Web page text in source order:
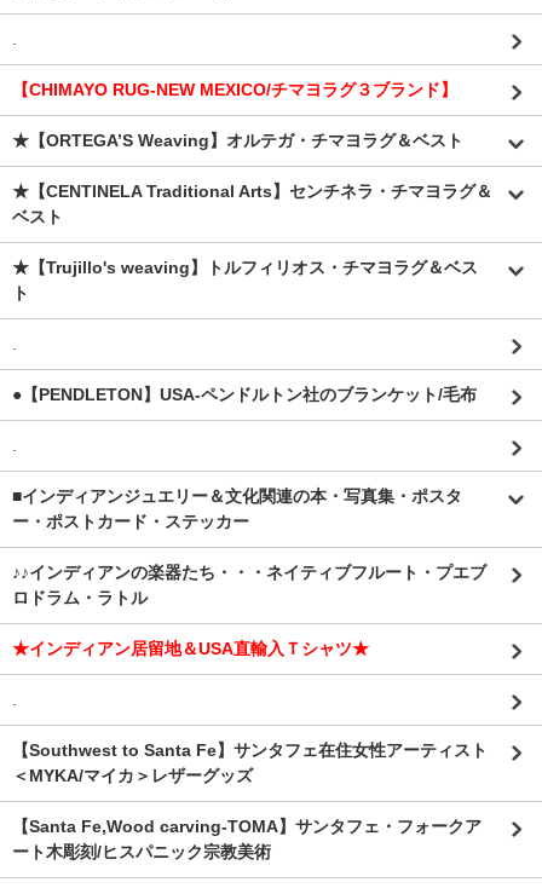
.
【CHIMAYO RUG-NEW MEXICO/チマヨラグ３ブランド】
★【ORTEGA’S Weaving】オルテガ・チマヨラグ＆ベスト
★【CENTINELA Traditional Arts】センチネラ・チマヨラグ＆
ベスト
★【Trujillo's weaving】トルフィリオス・チマヨラグ＆ベス
ト
.
●【PENDLETON】USA-ペンドルトン社のブランケット/毛布
.
■インディアンジュエリー＆文化関連の本・写真集・ポスタ
ー・ポストカード・ステッカー
♪♪インディアンの楽器たち・・・ネイティブフルート・プエブ
ロドラム・ラトル
★インディアン居留地＆USA直輸入Ｔシャツ★
.
【Southwest to Santa Fe】サンタフェ在住女性アーティスト
＜MYKA/マイカ＞レザーグッズ
【Santa Fe,Wood carving-TOMA】サンタフェ・フォークア
ート木彫刻/ヒスパニック宗教美術